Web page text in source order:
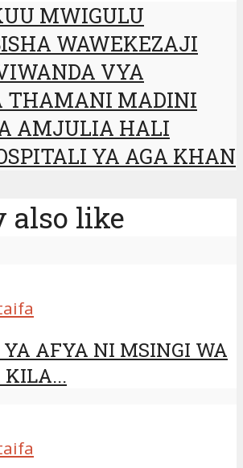
MWIGULU
WAWEKEZAJI
VYA
THAMANI MADINI
AMJULIA HALI
YA AGA KHAN
also like
AFYA NI MSINGI WA